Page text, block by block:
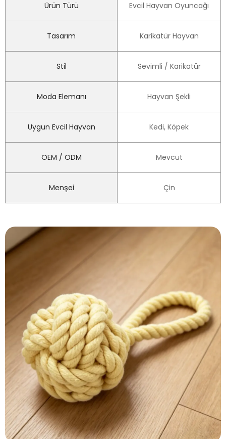
Ürün Türü Evcil Hayvan Oyuncağı
Tasarım Karikatür Hayvan
Stil Sevimli / Karikatür
Moda Elemanı Hayvan Şekli
Uygun Evcil Hayvan Kedi, Köpek
OEM / ODM Mevcut
Menşei Çin